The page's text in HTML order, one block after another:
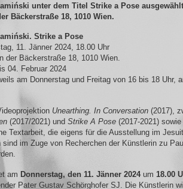
unter dem Titel Strike a Pose
Bäckerstraße 18, 1010 Wien.
Strike a Pose
11. Jänner 2024, 18.00 Uhr
der Bäckerstraße 18, 1010 Wien.
04. Februar 2024
am Donnerstag und Freitag von 16 bis 18 Uhr,
Unearthing. In Conversation(2017),
(2017/2021) und Strike A Pose(2017-2021) sowie
Textarbeit, die eigens für die Ausstellung im
sind im Zuge von Recherchen der Künstlerin zu
am Donnerstag, den 11. Jänner 2024um 18.00
Pater Gustav Schörghofer SJ. Die Künstlerin